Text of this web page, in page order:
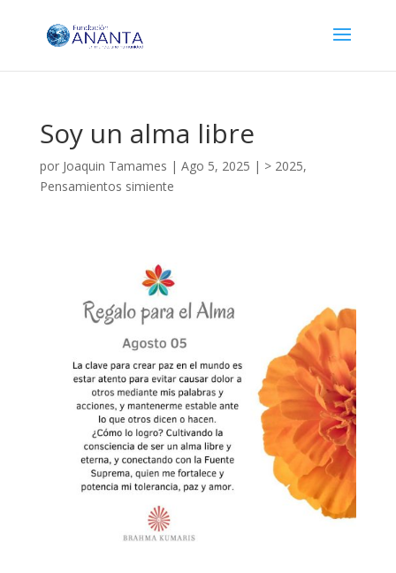
Soy un alma libre
por Joaquin Tamames | Ago 5, 2025 | > 2025,
Pensamientos simiente